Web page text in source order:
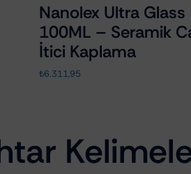
Nanolex Ultra Glass
100ML – Seramik
İtici Kaplama
₺6.311,95